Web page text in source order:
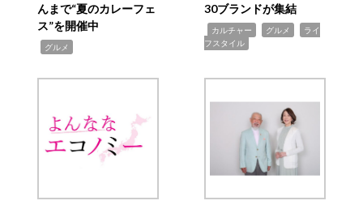
んまで“夏のカレーフェ
ス”を開催中
グルメ
30ブランドが集結
カルチャー グルメ
ライ
フスタイル